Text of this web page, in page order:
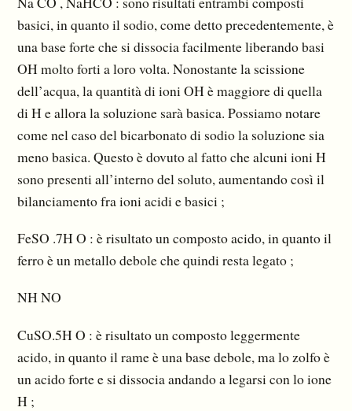
basici, in quanto il sodio, come detto precedentemente, è
una base forte che si dissocia facilmente liberando basi
OH molto forti a loro volta. Nonostante la scissione
dell’acqua, la quantità di ioni OH è maggiore di quella
di H e allora la soluzione sarà basica. Possiamo notare
come nel caso del bicarbonato di sodio la soluzione sia
meno basica. Questo è dovuto al fatto che alcuni ioni H
sono presenti all’interno del soluto, aumentando così il
bilanciamento fra ioni acidi e basici ;
FeSO .7H O : è risultato un composto acido, in quanto il
ferro è un metallo debole che quindi resta legato ;
NH NO
CuSO.5H O : è risultato un composto leggermente
acido, in quanto il rame è una base debole, ma lo zolfo è
un acido forte e si dissocia andando a legarsi con lo ione
H ;